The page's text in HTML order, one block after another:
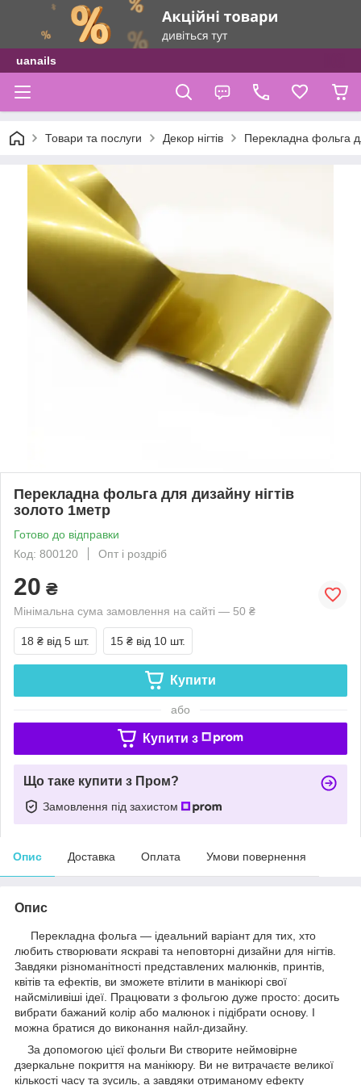
uanails
Товари та послуги Декор нігтів Перекладна фольга
Перекладна фольга для дизайну нігтів
золото 1метр
Готово до відправки
Код: 800120
Опт і роздріб
20 ₴
Мінімальна сума замовлення на сайті — 50 ₴
18 ₴ від 5 шт. 15 ₴ від 10 шт.
Купити
або
Купити з
Що таке купити з Пром?
Замовлення під захистом
Опис Доставка Оплата Умови повернення
Опис
Перекладна фольга — ідеальний варіант для тих, хто
любить створювати яскраві та неповторні дизайни для нігтів.
Завдяки різноманітності представлених малюнків, принтів,
квітів та ефектів, ви зможете втілити в манікюрі свої
найсміливіші ідеї. Працювати з фольгою дуже просто: досить
вибрати бажаний колір або малюнок і підібрати основу. І
можна братися до виконання найл-дизайну.
За допомогою цієї фольги Ви створите неймовірне
дзеркальне покриття на манікюру. Ви не витрачаєте великої
кількості часу та зусиль, а завдяки отриманому ефекту